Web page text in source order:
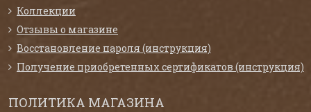
Коллекции
Отзывы о магазине
Восстановление пароля (инструкция)
Получение приобретенных сертификатов (инструкция)
ПОЛИТИКА МАГАЗИНА